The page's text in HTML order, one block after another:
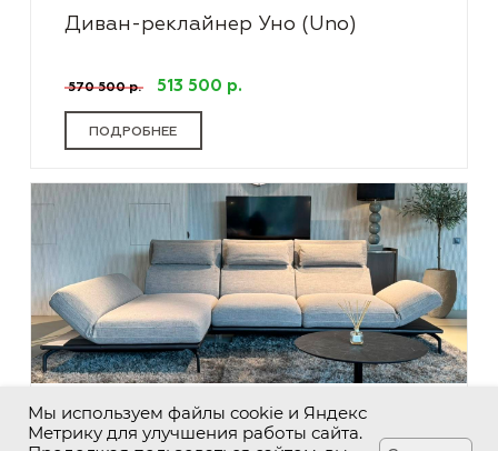
Диван-реклайнер Уно (Uno)
570 500 р. 513 500 р.
ПОДРОБНЕЕ
Диван-реклайнер Либре (Libre)
Мы используем файлы cookie и Яндекс
Метрику для улучшения работы сайта.